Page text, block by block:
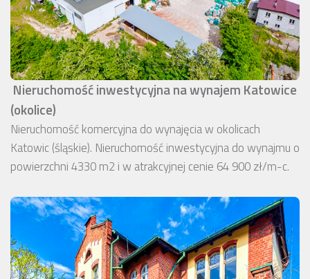
Nieruchomość inwestycyjna na wynajem Katowice
(okolice)
Nieruchomość komercyjna do wynajęcia w okolicach
Katowic (śląskie). Nieruchomość inwestycyjna do wynajmu o
powierzchni 4330 m2 i w atrakcyjnej cenie 64 900 zł/m-c.